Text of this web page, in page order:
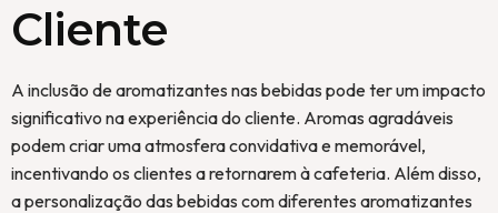
Cliente
A inclusão de aromatizantes nas bebidas pode ter um impacto
significativo na experiência do cliente. Aromas agradáveis
podem criar uma atmosfera convidativa e memorável,
incentivando os clientes a retornarem à cafeteria. Além disso,
a personalização das bebidas com diferentes aromatizantes